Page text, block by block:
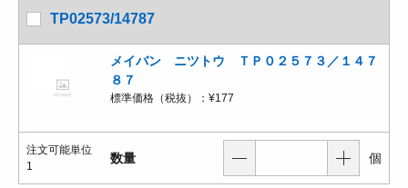
TP02573/14787
メイバン ニツトウ ＴＰ０２５７３／１４７
８７
標準価格（税抜）： ¥177
注文可能単位
1
数量 個